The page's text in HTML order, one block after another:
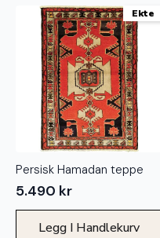
Ekte
Persisk Hamadan teppe
5.490 kr
Legg I Handlekurv